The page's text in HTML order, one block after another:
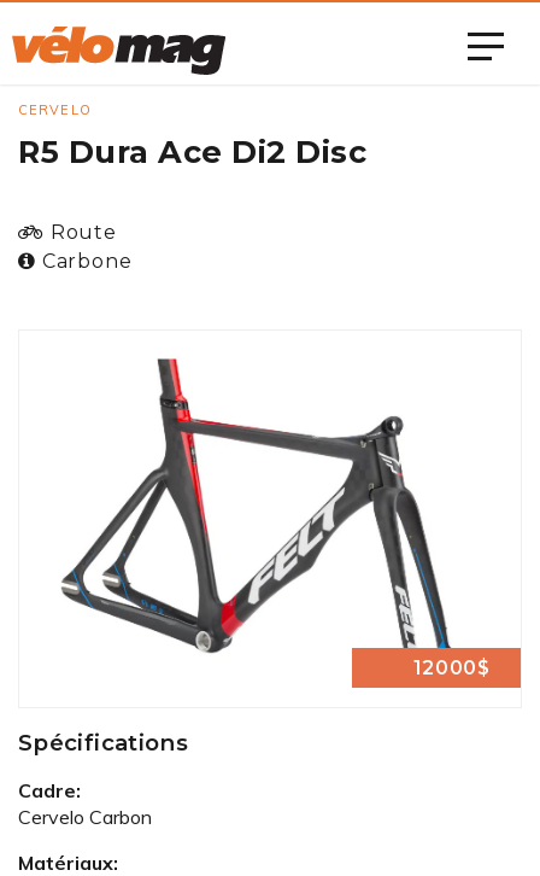
CERVELO
R5 Dura Ace Di2 Disc
Route
Carbone
12000$
Spécifications
Cadre:
Cervelo Carbon
Matériaux: